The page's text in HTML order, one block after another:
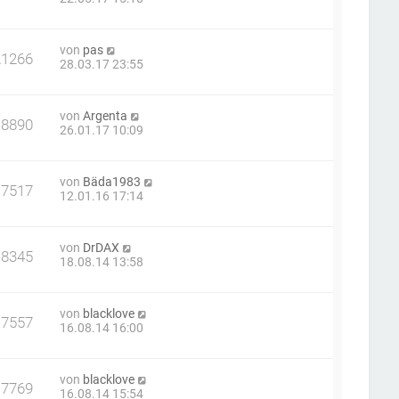
von pas
28.03.17 23:55
vonArgenta
26.01.17 10:09
von Bäda1983
12.01.16 17:14
von DrDAX
18.08.14 13:58
von blacklove
16.08.14 16:00
von blacklove
16.08.14 15:54